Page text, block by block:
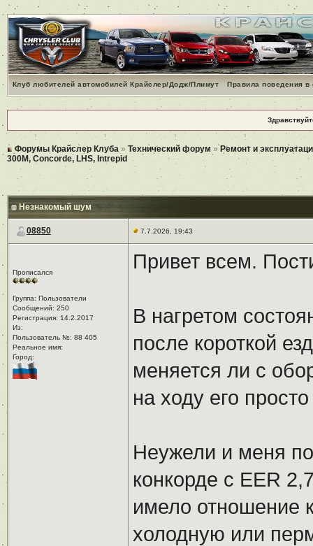
Клуб любителей автомобилей Крайслер/Додж/Плимут Правила поведения
Форумы Крайслер Клуба » Технический форум »Ремонт и
300M, Concorde, LHS, Intrepid
Незнакомый шум
08850 7.7.2026, 19:43
Прописался
Группа: Пользователи
Сообщений: 250
Регистрация: 14.2.2017
Из: ㅤ
Пользователь №: 88 405
Реальное имя:ㅤ
Город:ㅤ
Привет всем.
В нагретом
после короткой
меняется ли с
на ходу его
Неужели и меня
конкорде с EER
имело отношение
холодную или